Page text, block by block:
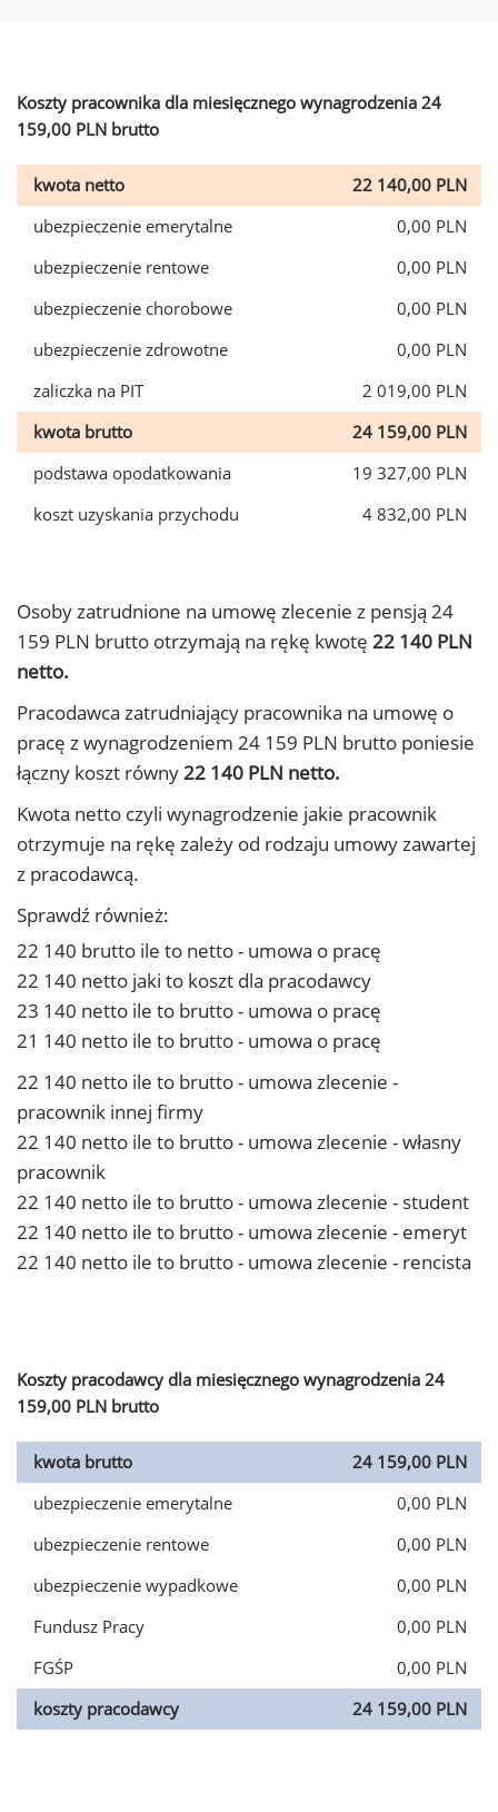
Koszty pracownika dla miesięcznego wynagrodzenia 24
159,00 PLN brutto
kwota netto
22 140,00 PLN
ubezpieczenie emerytalne
0,00 PLN
ubezpieczenie rentowe
0,00 PLN
ubezpieczenie chorobowe
0,00 PLN
ubezpieczenie zdrowotne
0,00 PLN
zaliczka na PIT
2 019,00 PLN
kwota brutto
24 159,00 PLN
podstawa opodatkowania
19 327,00 PLN
koszt uzyskania przychodu
4 832,00 PLN
Osoby zatrudnione na umowę zlecenie z pensją 24
159 PLN brutto otrzymają na rękę kwotę 22 140 PLN
netto.
Pracodawca zatrudniający pracownika na umowę o
pracę z wynagrodzeniem 24 159 PLN brutto poniesie
łączny koszt równy22 140 PLN netto.
Kwota netto czyli wynagrodzenie jakie pracownik
otrzymuje na rękę zależy od rodzaju umowy zawartej
z pracodawcą.
Sprawdź również:
22 140 brutto ile to netto - umowa o pracę
22 140 netto jaki to koszt dla pracodawcy
23 140 netto ile to brutto - umowa o pracę
21 140 netto ile to brutto - umowa o pracę
22 140 netto ile to brutto - umowa zlecenie -
pracownik innej firmy
22 140 netto ile to brutto - umowa zlecenie - własny
pracownik
22 140 netto ile to brutto - umowa zlecenie - student
22 140 netto ile to brutto - umowa zlecenie - emeryt
22 140 netto ile to brutto - umowa zlecenie - rencista
Koszty pracodawcy dla miesięcznego wynagrodzenia 24
159,00 PLN brutto
kwota brutto
24 159,00 PLN
ubezpieczenie emerytalne
0,00 PLN
ubezpieczenie rentowe
0,00 PLN
ubezpieczenie wypadkowe
0,00 PLN
Fundusz Pracy
0,00 PLN
FGŚP
0,00 PLN
koszty pracodawcy
24 159,00 PLN